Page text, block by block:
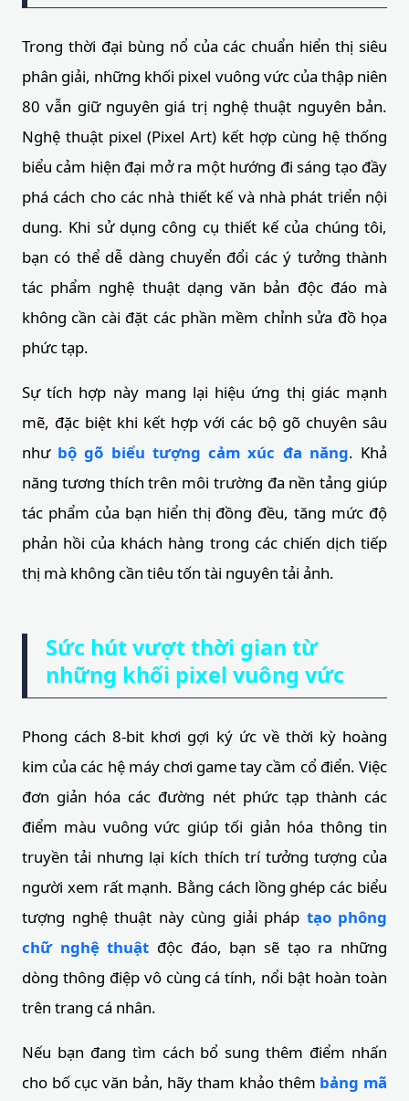
Trong thời đại bùng nổ của các chuẩn hiển thị siêu
phân giải, những khối pixel vuông vức của thập niên
80 vẫn giữ nguyên giá trị nghệ thuật nguyên bản.
Nghệ thuật pixel (Pixel Art) kết hợp cùng hệ thống
biểu cảm hiện đại mở ra một hướng đi sáng tạo đầy
phá cách cho các nhà thiết kế và nhà phát triển nội
dung. Khi sử dụng công cụ thiết kế của chúng tôi,
bạn có thể dễ dàng chuyển đổi các ý tưởng thành
tác phẩm nghệ thuật dạng văn bản độc đáo mà
không cần cài đặt các phần mềm chỉnh sửa đồ họa
phức tạp.
Sự tích hợp này mang lại hiệu ứng thị giác mạnh
mẽ, đặc biệt khi kết hợp với các bộ gõ chuyên sâu
như bộ gõ biểu tượng cảm xúc đa năng. Khả
năng tương thích trên môi trường đa nền tảng giúp
tác phẩm của bạn hiển thị đồng đều, tăng mức độ
phản hồi của khách hàng trong các chiến dịch tiếp
thị mà không cần tiêu tốn tài nguyên tải ảnh.
Sức hút vượt thời gian từ
những khối pixel vuông vức
Phong cách 8-bit khơi gợi ký ức về thời kỳ hoàng
kim của các hệ máy chơi game tay cầm cổ điển. Việc
đơn giản hóa các đường nét phức tạp thành các
điểm màu vuông vức giúp tối giản hóa thông tin
truyền tải nhưng lại kích thích trí tưởng tượng của
người xem rất mạnh. Bằng cách lồng ghép các biểu
tượng nghệ thuật này cùng giải pháp tạo phông
chữ nghệ thuật độc đáo, bạn sẽ tạo ra những
dòng thông điệp vô cùng cá tính, nổi bật hoàn toàn
trên trang cá nhân.
Nếu bạn đang tìm cách bổ sung thêm điểm nhấn
cho bố cục văn bản, hãy tham khảo thêm bảng mã